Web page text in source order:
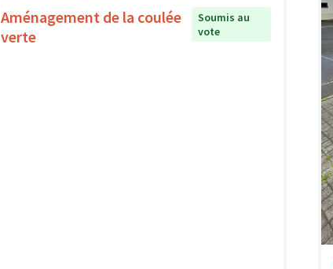
Aménagement de la coulée
verte
Soumis au
vote